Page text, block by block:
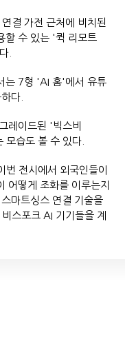
결 가전 근처에 비치된
할 수 있는 '퀵 리모트
.
는 7형 'AI 홈'에서 유튜
다.
레이드된 '빅스비
모습도 볼 수 있다.
전시에서 외국인들이
어떻게 조화를 이루는지
마트싱스 연결 기술을
스포크 AI 기기들을 계